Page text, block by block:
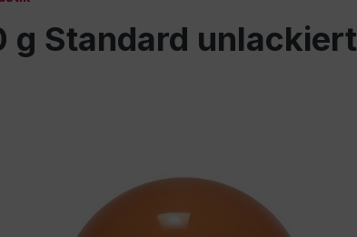
Standard unlackiert